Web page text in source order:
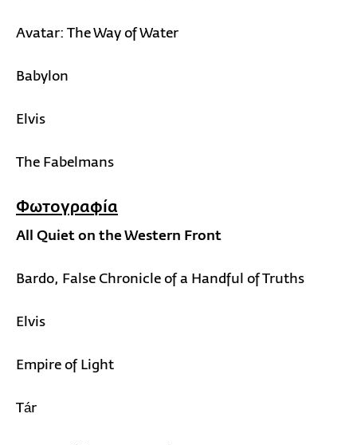
Avatar: The Way of Water
Babylon
Elvis
The Fabelmans
Φωτογραφία
All Quiet on the Western Front
Bardo, False Chronicle of a Handful of Truths
Elvis
Empire of Light
Tár